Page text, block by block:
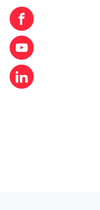
Loxam
Luxembourg
Loxam
Luxembourg
Loxam